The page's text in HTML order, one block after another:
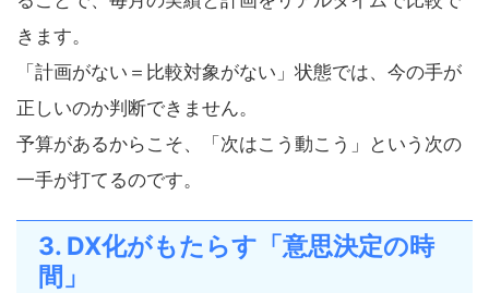
きます。
「計画がない＝比較対象がない」状態では、今の手が
正しいのか判断できません。
予算があるからこそ、「次はこう動こう」という次の
一手が打てるのです。
3. DX化がもたらす「意思決定の時
間」